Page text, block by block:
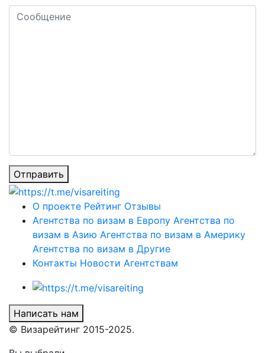
Отправить
О проекте Рейтинг Отзывы
Агентства по визам в Европу Агентства по
визам в Азию Агентства по визам в Америку
Агентства по визам в Другие
Контакты Новости Агентствам
Написать нам
© Визарейтинг 2015-2025.